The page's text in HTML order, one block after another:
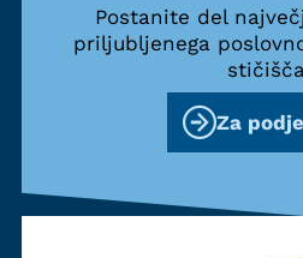
Postanite del
priljubljenega
Za